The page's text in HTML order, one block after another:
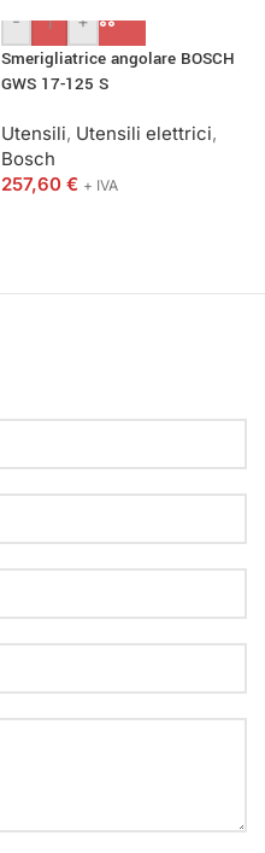
-
+
Smerigliatrice angolare BOSCH
GWS 17-125 S
Utensili, Utensili elettrici,
Bosch
257,60 € + IVA